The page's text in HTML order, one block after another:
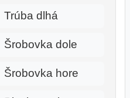
Trúba dlhá
Šrobovka dole
Šrobovka hore